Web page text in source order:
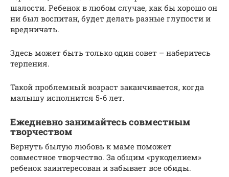
шалости. Ребенок в любом случае, как бы хорошо он
ни был воспитан, будет делать разные глупости и
вредничать.
Здесь может быть только один совет – наберитесь
терпения.
Такой проблемный возраст заканчивается, когда
малышу исполнится 5-6 лет.
Ежедневно занимайтесь совместным
творчеством
Вернуть былую любовь к маме поможет
совместное творчество. За общим «рукоделием»
ребенок заинтересован и забывает все обиды.